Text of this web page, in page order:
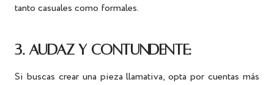
tanto casuales como formales.
3. AUDAZ Y CONTUNDENTE:
Si buscas crear una pieza llamativa, opta por cuentas más